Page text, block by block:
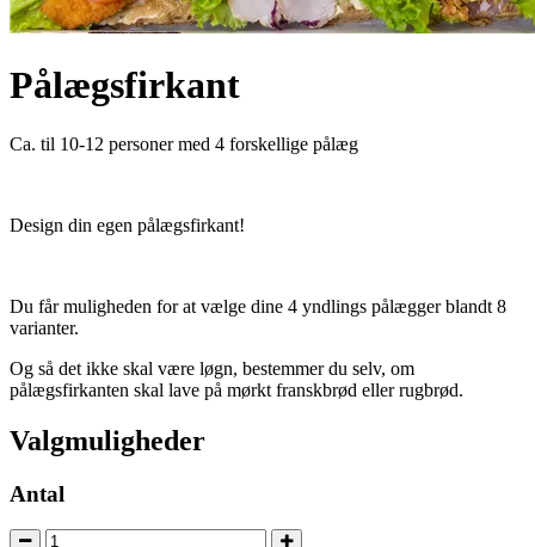
Pålægsfirkant
Ca. til 10-12 personer med 4 forskellige pålæg
Design din egen pålægsfirkant!
Du får muligheden for at vælge dine 4 yndlings pålægger blandt 8
varianter.
Og så det ikke skal være løgn, bestemmer du selv, om
pålægsfirkanten skal lave på mørkt franskbrød eller rugbrød.
Valgmuligheder
Antal